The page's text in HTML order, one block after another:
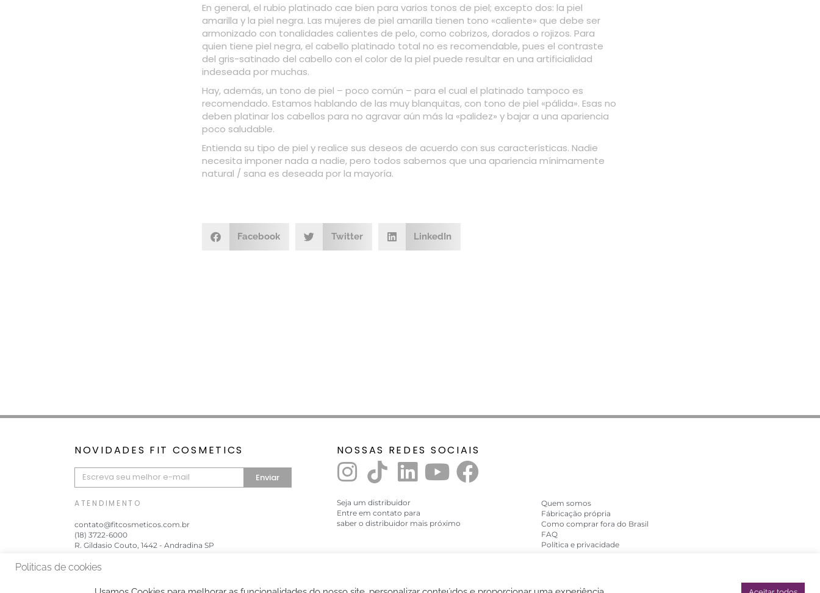
En general, el rubio platinado cae bien para varios tonos de piel; excepto dos: la piel
amarilla y la piel negra. Las mujeres de piel amarilla tienen tono «caliente» que debe ser
armonizado con tonalidades calientes de pelo, como cobrizos, dorados o rojizos. Para
quien tiene piel negra, el cabello platinado total no es recomendable, pues el contraste
del gris-satinado del cabello con el color de la piel puede resultar en una artificialidad
indeseada por muchas.
Hay, además, un tono de piel – poco común – para el cual el platinado tampoco es
recomendado. Estamos hablando de las muy blanquitas, con tono de piel «pálida». Esas no
deben platinar los cabellos para no agravar aún más la «palidez» y bajar a una apariencia
poco saludable.
Entienda su tipo de piel y realice sus deseos de acuerdo con sus características. Nadie
necesita imponer nada a nadie, pero todos sabemos que una apariencia mínimamente
natural / sana es deseada por la mayoría.
Facebook Twitter LinkedIn
NOVIDADES FIT COSMETICS
Enviar
ATENDIMENTO
contato@fitcosmeticos.com.br
(18) 3722-6000
R. Gildasio Couto, 1442 - Andradina SP
NOSSAS REDES SOCIAIS
Seja um distribuidor
Entre em contato para
saber o distribuidor mais próximo
Quem somos
Fábricação própria
Como comprar fora do Brasil
FAQ
Política e privacidade
Politicas de cookies